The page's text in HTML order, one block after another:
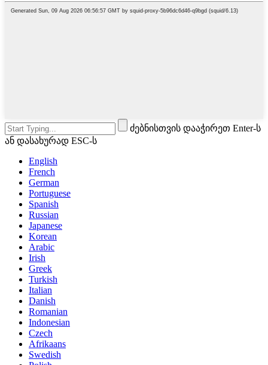
ძებნისთვის დააჭირეთ Enter-ს
ან დასახურად ESC-ს
English
French
German
Portuguese
Spanish
Russian
Japanese
Korean
Arabic
Irish
Greek
Turkish
Italian
Danish
Romanian
Indonesian
Czech
Afrikaans
Swedish